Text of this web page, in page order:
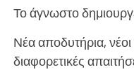
Το άγνωστο
Νέα αποδυτήρια,
διαφορετικές